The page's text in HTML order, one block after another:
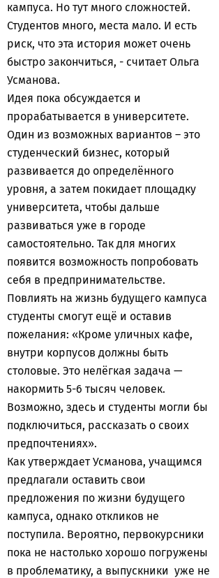
кампуса. Но тут много сложностей.
Студентов много, места мало. И есть
риск, что эта история может очень
быстро закончиться, - считает Ольга
Усманова.
Идея пока обсуждается и
прорабатывается в университете.
Один из возможных вариантов – это
студенческий бизнес, который
развивается до определённого
уровня, а затем покидает площадку
университета, чтобы дальше
развиваться уже в городе
самостоятельно. Так для многих
появится возможность попробовать
себя в предпринимательстве.
Повлиять на жизнь будущего кампуса
студенты смогут ещё и оставив
пожелания: «Кроме уличных кафе,
внутри корпусов должны быть
столовые. Это нелёгкая задача —
накормить 5-6 тысяч человек.
Возможно, здесь и студенты могли бы
подключиться, рассказать о своих
предпочтениях».
Как утверждает Усманова, учащимся
предлагали оставить свои
предложения по жизни будущего
кампуса, однако откликов не
поступила. Вероятно, первокурсники
пока не настолько хорошо погружены
в проблематику, а выпускники уже не